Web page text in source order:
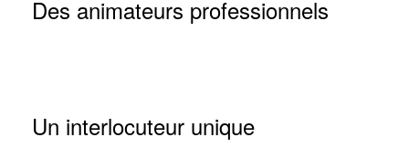
Des animateurs professionnels
Un interlocuteur unique